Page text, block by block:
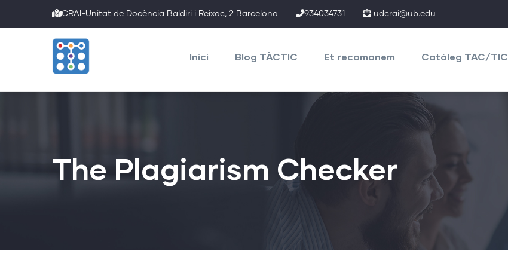
to
CRAI-Unitat de Docència Baldiri i Reixac, 2 Barcelona 934034731 udcrai@ub.edu
navigation
Inici Blog TÀCTIC Et recomanem Catàleg TAC/TIC
The Plagiarism Checker